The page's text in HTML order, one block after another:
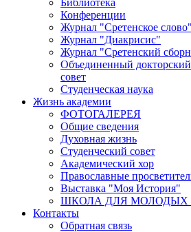
Конференции
Журнал "Сретенское слово"
Журнал "Диакрисис"
Журнал "Сретенский
Объединенный
совет
Студенческая наука
Жизнь академии
ФОТОГАЛЕРЕЯ
Общие сведения
Духовная жизнь
Студенческий совет
Академический хор
Православные
Выставка "Моя История"
ШКОЛА ДЛЯ МОЛОДЫХ
Контакты
Обратная связь